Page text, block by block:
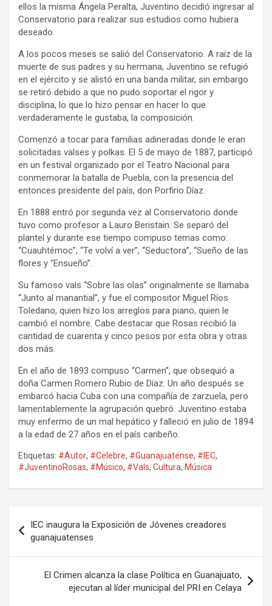
ellos la misma Ángela Peralta, Juventino decidió ingresar al
Conservatorio para realizar sus estudios como hubiera
deseado.
A los pocos meses se salió del Conservatorio. A raíz de la
muerte de sus padres y su hermana, Juventino se refugió
en el ejército y se alistó en una banda militar, sin embargo
se retiró debido a que no pudo soportar el rigor y
disciplina, lo que lo hizo pensar en hacer lo que
verdaderamente le gustaba, la composición.
Comenzó a tocar para familias adineradas donde le eran
solicitadas valses y polkas. El 5 de mayo de 1887, participó
en un festival organizado por el Teatro Nacional para
conmemorar la batalla de Puebla, con la presencia del
entonces presidente del país, don Porfirio Díaz.
En 1888 entró por segunda vez al Conservatorio donde
tuvo como profesor a Lauro Beristain. Se separó del
plantel y durante ese tiempo compuso temas como:
“Cuauhtémoc”, “Te volví a ver”, “Seductora”, “Sueño de las
flores y “Ensueño”.
Su famoso vals “Sobre las olas” originalmente se llamaba
“Junto al manantial”, y fue el compositor Miguel Ríos
Toledano, quien hizo los arreglos para piano, quien le
cambió el nombre. Cabe destacar que Rosas recibió la
cantidad de cuarenta y cinco pesos por esta obra y otras
dos más.
En el año de 1893 compuso “Carmen”, que obsequió a
doña Carmen Romero Rubio de Díaz. Un año después se
embarcó hacia Cuba con una compañía de zarzuela, pero
lamentablemente la agrupación quebró. Juventino estaba
muy enfermo de un mal hepático y falleció en julio de 1894
a la edad de 27 años en el país caribeño.
Etiquetas: #Autor, #Celebre, #Guanajuatense, #IEC,
#JuventinoRosas, #Músico, #Vals, Cultura, Música
de
entradas
IEC inaugura la Exposición de Jóvenes creadores
guanajuatenses
El Crimen alcanza la clase Política en Guanajuato,
ejecutan al líder municipal del PRI en Celaya